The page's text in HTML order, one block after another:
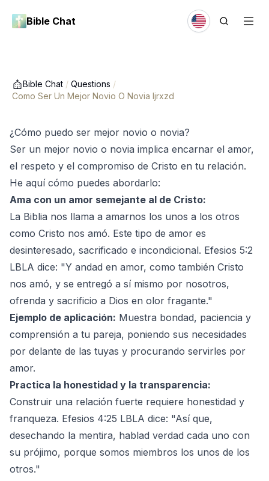
Bible Chat
Bible Chat / Questions /
Como Ser Un Mejor Novio O Novia Ijrxzd
¿Cómo puedo ser mejor novio o novia?
Ser un mejor novio o novia implica encarnar el amor,
el respeto y el compromiso de Cristo en tu relación.
He aquí cómo puedes abordarlo:
Ama con un amor semejante al de Cristo:
La Biblia nos llama a amarnos los unos a los otros
como Cristo nos amó. Este tipo de amor es
desinteresado, sacrificado e incondicional. Efesios 5:2
LBLA dice: "Y andad en amor, como también Cristo
nos amó, y se entregó a sí mismo por nosotros,
ofrenda y sacrificio a Dios en olor fragante."
Ejemplo de aplicación: Muestra bondad, paciencia y
comprensión a tu pareja, poniendo sus necesidades
por delante de las tuyas y procurando servirles por
amor.
Practica la honestidad y la transparencia:
Construir una relación fuerte requiere honestidad y
franqueza. Efesios 4:25 LBLA dice: "Así que,
desechando la mentira, hablad verdad cada uno con
su prójimo, porque somos miembros los unos de los
otros."